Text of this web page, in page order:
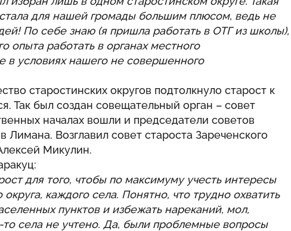
для нашей громады большим плюсом, ведь не
По себе знаю (я пришла работать в ОТГ из школы),
опыта работать в органах местного
в условиях нашего не совершенного
старостинских округов подтолкнуло старост к
Так был создан совещательный орган – совет
началах вошли и председатели советов
Лимана. Возглавил совет староста Зареченского
Микулин.
для того, чтобы по максимуму учесть интересы
округа, каждого села. Понятно, что трудно охватить
пунктов и избежать нареканий, мол,
села не учтено. Да, были проблемные вопросы